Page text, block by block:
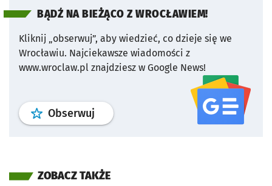
BĄDŹ NA BIEŻĄCO Z WROCŁAWIEM!
Kliknij „obserwuj”, aby wiedzieć, co dzieje się we
Wrocławiu. Najciekawsze wiadomości z
www.wroclaw.pl znajdziesz w Google News!
Obserwuj profil serwisu
ZOBACZ TAKŻE